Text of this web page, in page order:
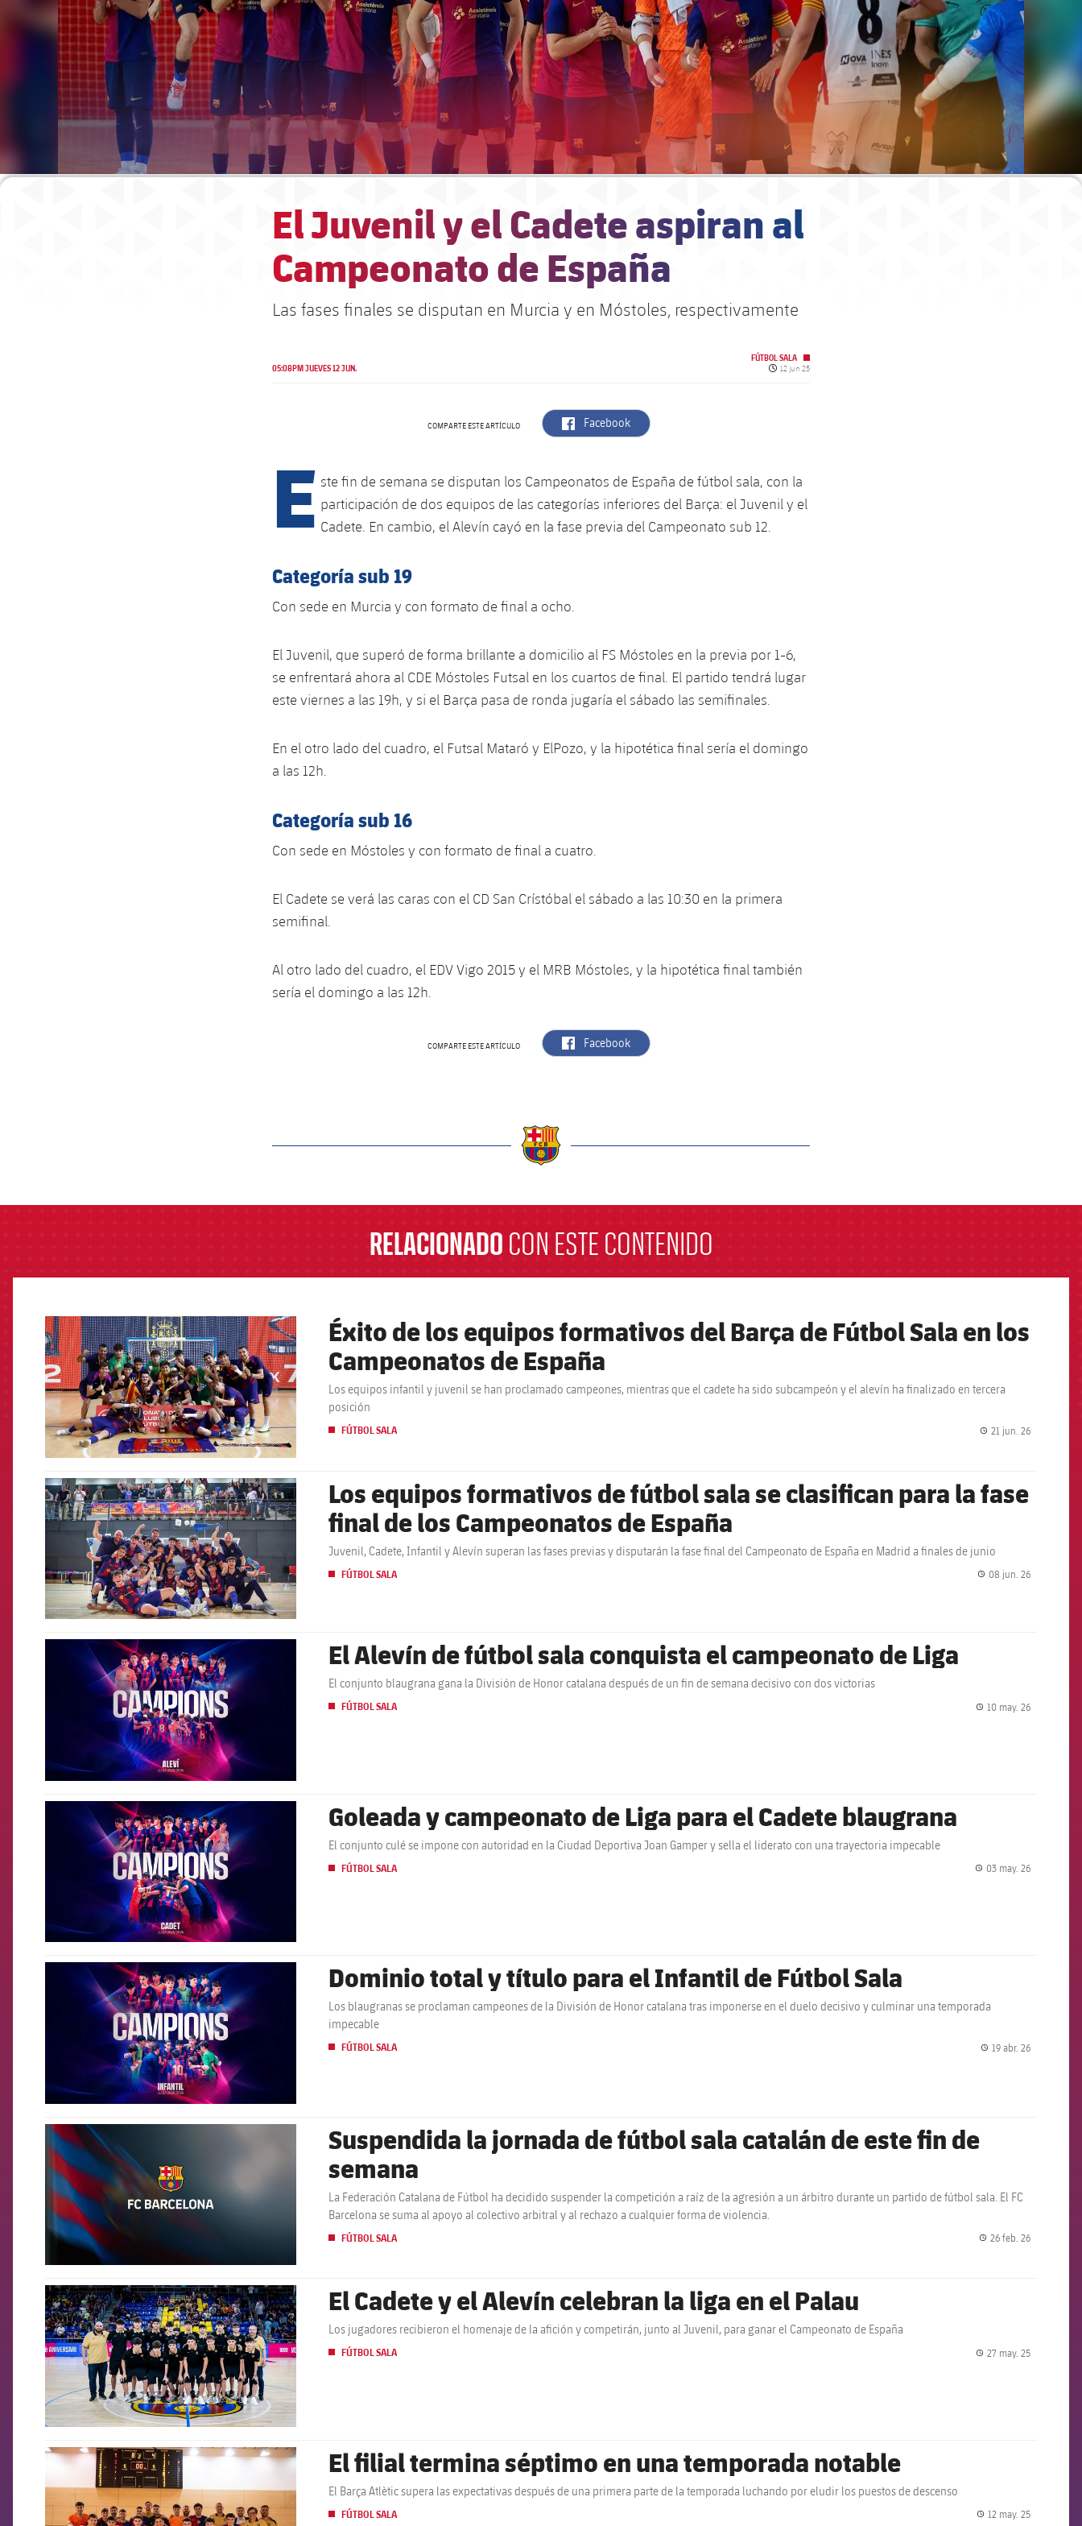
El Juvenil y el Cadete aspiran al
Campeonato de España
Las fases finales se disputan en Murcia y en Móstoles, respectivamente
05:08PM JUEVES 12 JUN.
FÚTBOL SALA
Fecha de publicación
12 jun 25
COMPARTE ESTE ARTÍCULO label.aria.facebook
Facebook
E ste fin de semana se disputan los Campeonatos de España de fútbol sala, con la
participación de dos equipos de las categorías inferiores del Barça: el Juvenil y el
Cadete. En cambio, el Alevín cayó en la fase previa del Campeonato sub 12.
Categoría sub 19
Con sede en Murcia y con formato de final a ocho.
El Juvenil, que superó de forma brillante a domicilio al FS Móstoles en la previa por 1-6,
se enfrentará ahora al CDE Móstoles Futsal en los cuartos de final. El partido tendrá lugar
este viernes a las 19h, y si el Barça pasa de ronda jugaría el sábado las semifinales.
En el otro lado del cuadro, el Futsal Mataró y ElPozo, y la hipotética final sería el domingo
a las 12h.
Categoría sub 16
Con sede en Móstoles y con formato de final a cuatro.
El Cadete se verá las caras con el CD San ​​Crístóbal el sábado a las 10:30 en la primera
semifinal.
Al otro lado del cuadro, el EDV Vigo 2015 y el MRB Móstoles, y la hipotética final también
sería el domingo a las 12h.
COMPARTE ESTE ARTÍCULO label.aria.facebook
Facebook
RELACIONADO CON ESTE CONTENIDO
FCB Barcelona badge
Éxito de los equipos formativos del Barça de Fútbol Sala en los
Campeonatos de España
Los equipos infantil y juvenil se han proclamado campeones, mientras que el cadete ha sido subcampeón y el alevín ha finalizado en tercera
posición
FÚTBOL SALA 21 jun. 26
FCB Barcelona badge
Los equipos formativos de fútbol sala se clasifican para la fase
final de los Campeonatos de España
Juvenil, Cadete, Infantil y Alevín superan las fases previas y disputarán la fase final del Campeonato de España en Madrid a finales de junio
FÚTBOL SALA 08 jun. 26
FCB Barcelona badge El Alevín de fútbol sala conquista el campeonato de Liga
El conjunto blaugrana gana la División de Honor catalana después de un fin de semana decisivo con dos victorias
FÚTBOL SALA 10 may. 26
FCB Barcelona badge Goleada y campeonato de Liga para el Cadete blaugrana
El conjunto culé se impone con autoridad en la Ciudad Deportiva Joan Gamper y sella el liderato con una trayectoria impecable
FÚTBOL SALA 03 may. 26
FCB Barcelona badge Dominio total y título para el Infantil de Fútbol Sala
Los blaugranas se proclaman campeones de la División de Honor catalana tras imponerse en el duelo decisivo y culminar una temporada
impecable
FÚTBOL SALA 19 abr. 26
FCB Barcelona badge
Suspendida la jornada de fútbol sala catalán de este fin de
semana
La Federación Catalana de Fútbol ha decidido suspender la competición a raíz de la agresión a un árbitro durante un partido de fútbol sala. El FC
Barcelona se suma al apoyo al colectivo arbitral y al rechazo a cualquier forma de violencia.
FÚTBOL SALA 26 feb. 26
FCB Barcelona badge El Cadete y el Alevín celebran la liga en el Palau
Los jugadores recibieron el homenaje de la afición y competirán, junto al Juvenil, para ganar el Campeonato de España
FÚTBOL SALA 27 may. 25
FCB Barcelona badge El filial termina séptimo en una temporada notable
El Barça Atlètic supera las expectativas después de una primera parte de la temporada luchando por eludir los puestos de descenso
FÚTBOL SALA 12 may. 25